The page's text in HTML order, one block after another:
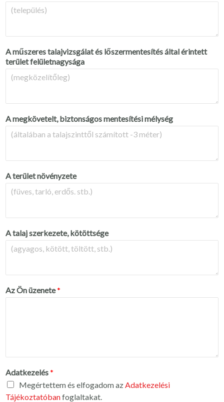
A műszeres talajvizsgálat és lőszermentesítés által érintett
terület felületnagysága
A megkövetelt, biztonságos mentesítési mélység
A terület növényzete
A talaj szerkezete, kötöttsége
Az Ön üzenete*
Adatkezelés*
Megértettem és elfogadom azAdatkezelési
Tájékoztatóbanfoglaltakat.